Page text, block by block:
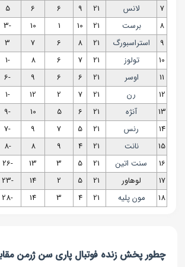
7
لانس 21
9
6
6
5
8
برست 21
10
1
10
-3
9
استراسبورگ 21
8
6
7
3
10
تولوز 21
7
6
8
-1
11
اوسر 21
6
6
9
-6
12
رن 21
7
2
12
-1
13
آنژه 21
6
5
10
-9
14
رنس 21
5
7
9
-7
15
نانت 21
4
9
8
-8
16
سنت اتین 21
5
3
13
-26
17
لوهاور 21
5
2
14
-23
18
مون پلیه 21
4
3
14
-28
چطور پخش زنده فوتبال پاری‌ سن‌ ژرمن مقابل